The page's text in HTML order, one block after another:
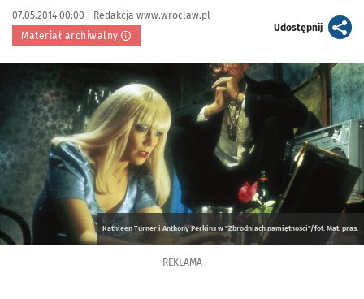
Data publikacji:
07.05.2014 00:00 | Autor:
Redakcja www.wroclaw.pl
Materiał archiwalny
Udostępnijartykuł
Kliknij, aby powiększyć
Kathleen Turner i Anthony Perkins w "Zbrodniach namiętności"/fot. Mat. pras.
REKLAMA